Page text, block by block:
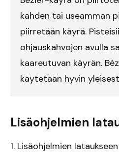
kahden tai useamman
piirretään käyrä.
ohjauskahvojen avulla
kaareutuvan käyrän.
käytetään hyvin
Lisäohjelmien
1. Lisäohjelmien